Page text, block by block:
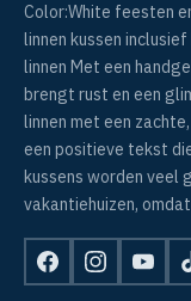
Color:White feesten
linnen kussen
linnen Met een
brengt rust en een
linnen met een
een positieve tekst
kussens worden veel
vakantiehuizen,